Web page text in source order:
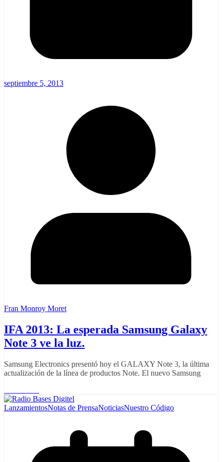
septiembre 5, 2013
Fran Monroy Moret
IFA 2013: La esperada Samsung Galaxy
Note 3 ve la luz.
Samsung Electronics presentó hoy el GALAXY Note 3, la última
actualización de la línea de productos Note. El nuevo Samsung
LanzamientosNotas de PrensaNoticiasNuestro Código